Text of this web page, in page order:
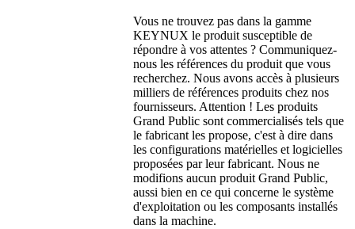
Vous ne trouvez pas dans la gamme
KEYNUX le produit susceptible de
répondre à vos attentes ? Communiquez-
nous les références du produit que vous
recherchez. Nous avons accès à plusieurs
milliers de références produits chez nos
fournisseurs. Attention ! Les produits
Grand Public sont commercialisés tels que
le fabricant les propose, c'est à dire dans
les configurations matérielles et logicielles
proposées par leur fabricant. Nous ne
modifions aucun produit Grand Public,
aussi bien en ce qui concerne le système
d'exploitation ou les composants installés
dans la machine.